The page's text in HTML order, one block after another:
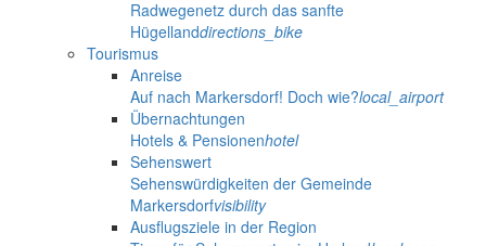
Radwegenetz durch das sanfte
Hügellanddirections_bike
Tourismus
Anreise
Auf nach Markersdorf! Doch wie?local_airport
Übernachtungen
Hotels & Pensionenhotel
Sehenswert
Sehenswürdigkeiten der Gemeinde
Markersdorfvisibility
Ausflugsziele in der Region